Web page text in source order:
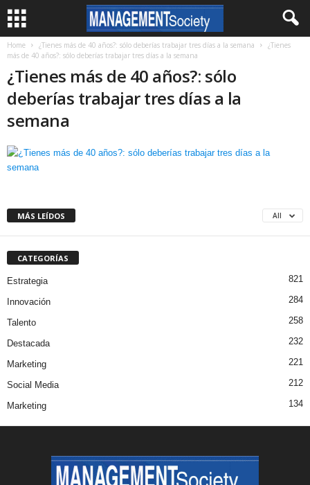
Home ¿Tienes más de 40 años?: sólo deberías trabajar tres días a la semana
¿Tienes
más de 40 años?: sólo deberías trabajar tres días a la semana
¿Tienes más de 40 años?: sólo
deberías trabajar tres días a la
semana
MÁS LEÍDOS All
CATEGORÍAS
Estrategia 821
Innovación 284
Talento 258
Destacada 232
Marketing 221
Social Media 212
Marketing 134